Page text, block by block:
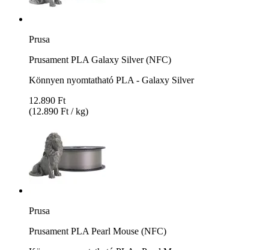
Prusa
Prusament PLA Galaxy Silver (NFC)
Könnyen nyomtatható PLA - Galaxy Silver
12.890 Ft
(12.890 Ft / kg)
Prusa
Prusament PLA Pearl Mouse (NFC)